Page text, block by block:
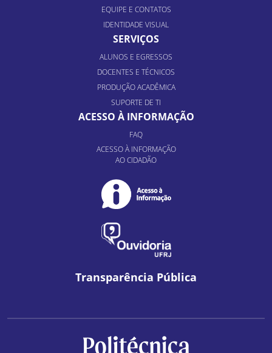
EQUIPE E CONTATOS
IDENTIDADE VISUAL
SERVIÇOS
ALUNOS E EGRESSOS
DOCENTES E TÉCNICOS
PRODUÇÃO ACADÊMICA
SUPORTE DE TI
ACESSO À INFORMAÇÃO
FAQ
ACESSO À INFORMAÇÃO
AO CIDADÃO
Transparência Pública